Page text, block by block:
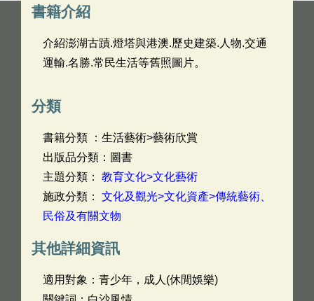
書籍介紹
介紹澎湖古蹟.燈塔與港澳.歷史建築.人物.交通
運輸.名勝.常民生活等舊照圖片。
分類
書籍分類 ：生活藝術>藝術欣賞
出版品分類：圖書
主題分類： 教育文化>文化藝術
施政分類： 文化及觀光>文化資產>傳統藝術、
民俗及有關文物
其他詳細資訊
適用對象：青少年，成人(休閒娛樂)